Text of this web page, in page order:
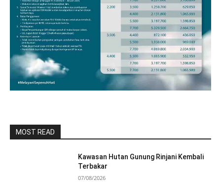
MOST READ
Kawasan Hutan Gunung Rinjani Kembali
Terbakar
07/08/2026